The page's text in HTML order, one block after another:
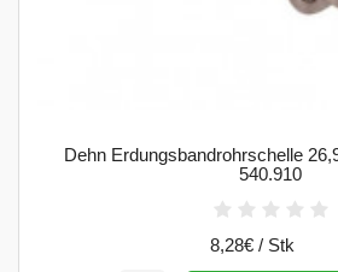
Dehn Erdungsbandrohrschelle
540.910
8,28€ / Stk